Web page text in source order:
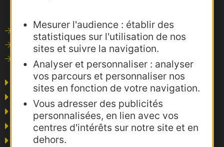
Mesurer l'audience : établir des
statistiques sur l'utilisation de nos
sites et suivre la navigation.
Analyser et personnaliser : analyser
vos parcours et personnaliser nos
sites en fonction de votre navigation.
Vous adresser des publicités
personnalisées, en lien avec vos
centres d'intérêts sur notre site et en
dehors.
Outils de communication
Photothèque
Consultations
Agence AD'OCC
Presse et influence
Voyagistes
Business/Mice
Thermalisme